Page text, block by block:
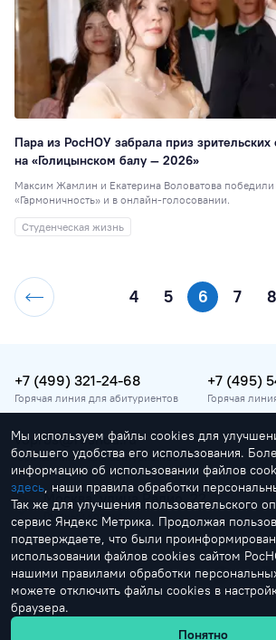
Пара из РосНОУ забрала приз зрительских
на «Голицынском балу — 2026»
Максим Жамлин и Екатерина Воловатова
«Гармоничность» и в онлайн-голосовании.
Студенческая жизнь
4 5 6 7 8
+7 (499) 321-24-68
Горячая линия для абитуриентов
+7 (495)
Горячая
vopros@rosnou.ru
Горячая линия для абитуриентов
Москва, улица Радио, 22
Главный корпус
by Creonit
Мы используем файлы cookies для
большего удобства его использования.
информацию об использовании файлов
здесь, наши правила обработки
Так же для улучшения пользовательского
сервис Яндекс Метрика. Продолжая
подтверждаете, что были
использовании файлов cookies сайтом
нашими правилами обработки
можете отключить файлы cookies в
браузера.
Понятно